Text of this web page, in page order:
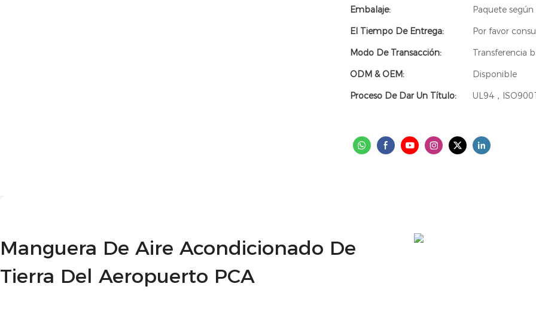
Embalaje:
Paquete
El Tiempo De Entrega:
Por favor
Modo De Transacción:
Transferencia
ODM & OEM:
Disponible
Proceso De Dar Un Título:
UL94，
Manguera De Aire Acondicionado De
Tierra Del Aeropuerto PCA